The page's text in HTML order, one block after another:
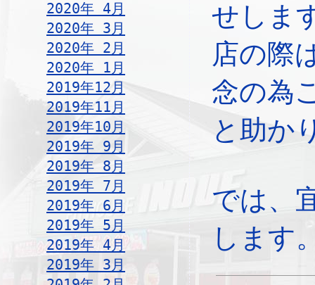
2020年 4月
2020年 3月
2020年 2月
2020年 1月
2019年12月
2019年11月
2019年10月
2019年 9月
2019年 8月
2019年 7月
2019年 6月
2019年 5月
2019年 4月
2019年 3月
せしま
店の際
念の為
と助か
では、
します